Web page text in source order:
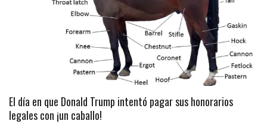
El día en que Donald Trump intentó pagar sus honorarios
legales con ¡un caballo!